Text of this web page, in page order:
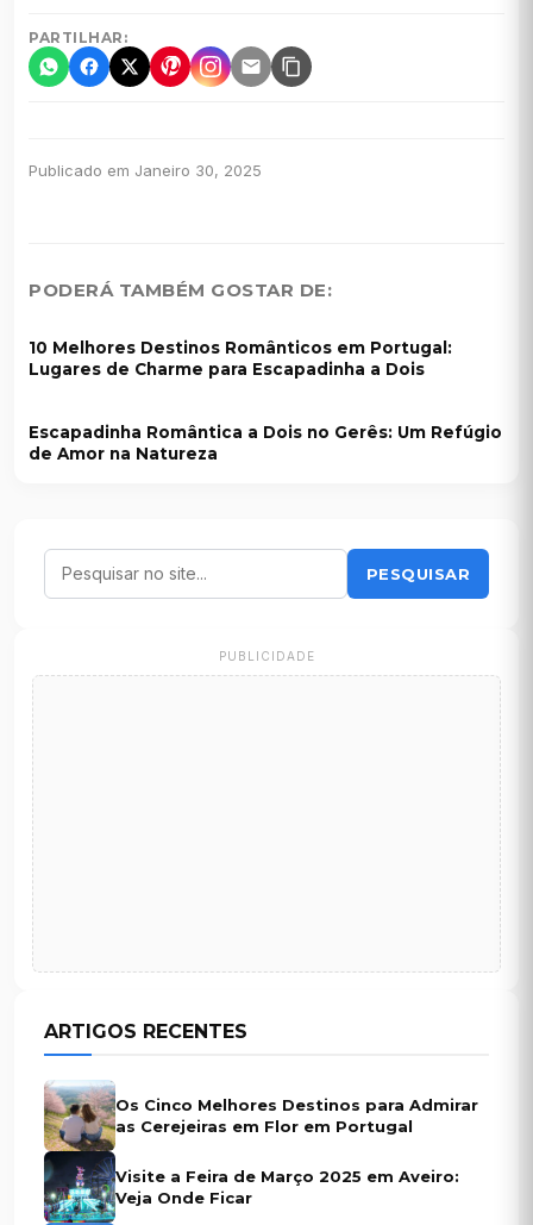
PARTILHAR:
Publicado em Janeiro 30, 2025
PODERÁ TAMBÉM GOSTAR DE:
10 Melhores Destinos Românticos em Portugal:
Lugares de Charme para Escapadinha a Dois
Escapadinha Romântica a Dois no Gerês: Um Refúgio
de Amor na Natureza
PESQUISAR
PUBLICIDADE
ARTIGOS RECENTES
Os Cinco Melhores Destinos para Admirar
as Cerejeiras em Flor em Portugal
Visite a Feira de Março 2025 em Aveiro:
Veja Onde Ficar